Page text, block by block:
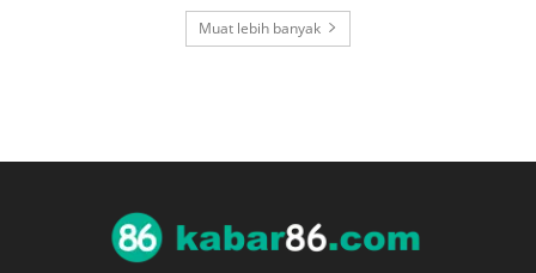
Muat lebih banyak